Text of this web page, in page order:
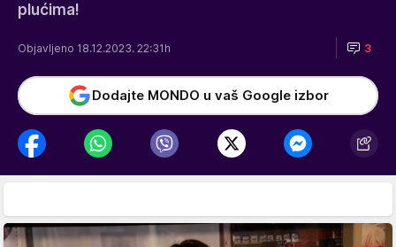
plućima!
Objavljeno 18.12.2023. 22:31h 3
Dodajte MONDO u vaš Google izbor